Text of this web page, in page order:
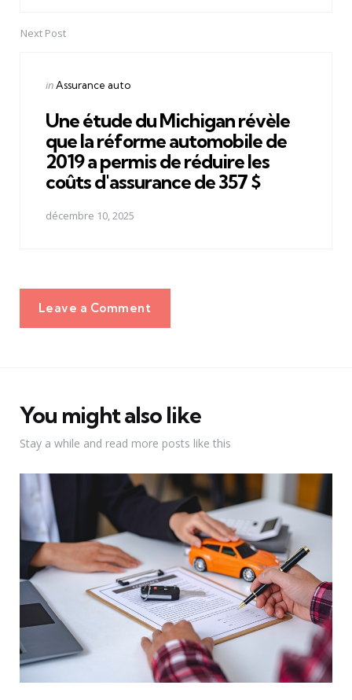
Next Post
Posted
inAssurance auto
Une étude du Michigan révèle
que la réforme automobile de
2019 a permis de réduire les
coûts d'assurance de 357 $
décembre 10, 2025
Leave a Comment
You might also like
Stay a while and read more posts like this